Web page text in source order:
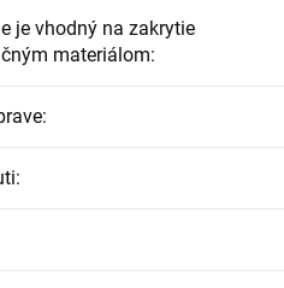
je vhodný na zakrytie
materiálom:
:
: